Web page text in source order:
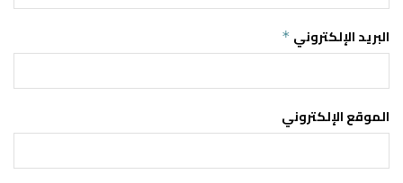
البريد الإلكتروني *
الموقع الإلكتروني